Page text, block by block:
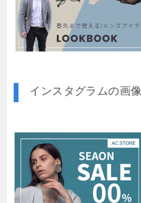
インスタグラムの画像